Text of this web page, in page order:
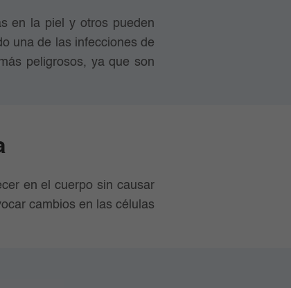
en la piel y otros pueden
una de las infecciones de
peligrosos, ya que son
en el cuerpo sin causar
cambios en las células